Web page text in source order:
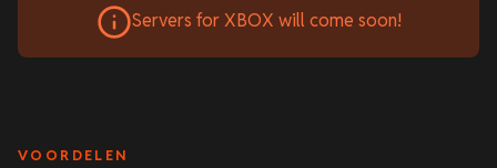
Servers for XBOX will come soon!
VOORDELEN